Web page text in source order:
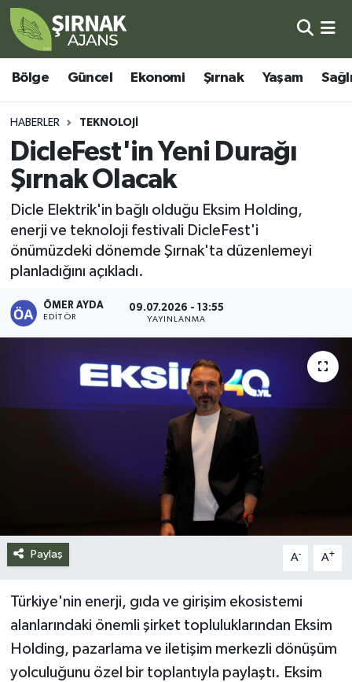
Bölge Güncel Ekonomi Şırnak Yaşam
HABERLER TEKNOLOJI
DicleFest'in Yeni Durağı
Şırnak Olacak
Dicle Elektrik'in bağlı olduğu Eksim Holding,
enerji ve teknoloji festivali DicleFest'i
önümüzdeki dönemde Şırnak'ta düzenlemeyi
planladığını açıkladı.
ÖMER AYDA
EDITÖR
09.07.2026 - 13:55
YAYINLANMA
Paylaş A- A+
Türkiye'nin enerji, gıda ve girişim ekosistemi
alanlarındaki önemli şirket topluluklarından Eksim
Holding, pazarlama ve iletişim merkezli dönüşüm
yolculuğunu özel bir toplantıyla paylaştı. Eksim
Bölge
Güncel
Ekonomi
Şırnak
Sağlık
Eğitim
Kültür - Sanat
Siyaset
Şırnak Nöbetçi Eczaneler
Şırnak Hava Durumu
Şirnak Namaz Vakitleri
Şırnak Trafik Yoğunluk Haritası
Süper Lig Puan Durumu ve Fikstür
Tüm Manşetler
Son Dakika Haberleri
Haber Arşivi